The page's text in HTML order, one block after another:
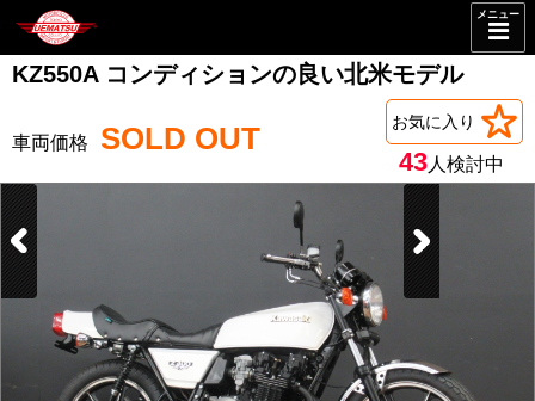
メニュー
KZ550A コンディションの良い北米モデル
SOLD OUT お気に入り
43人検討中